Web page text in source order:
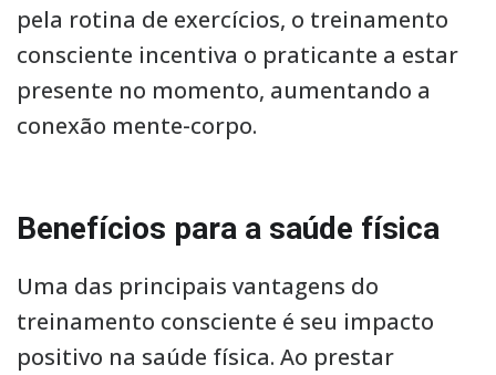
pela rotina de exercícios, o treinamento
consciente incentiva o praticante a estar
presente no momento, aumentando a
conexão mente-corpo.
Benefícios para a saúde física
Uma das principais vantagens do
treinamento consciente é seu impacto
positivo na saúde física. Ao prestar